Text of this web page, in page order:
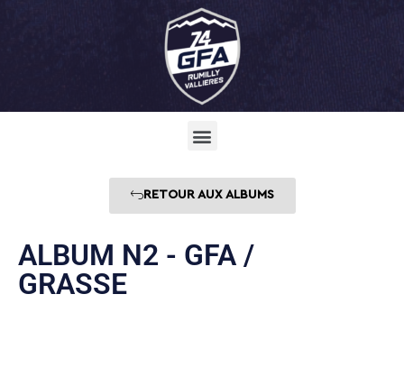
RETOUR AUX ALBUMS
ALBUM N2 - GFA /
GRASSE